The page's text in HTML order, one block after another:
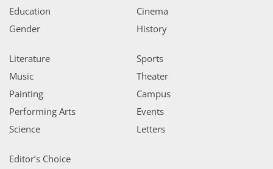
Education
Gender
Cinema
History
Literature
Music
Painting
Performing Arts
Science
Sports
Theater
Campus
Events
Letters
Editor’s Choice